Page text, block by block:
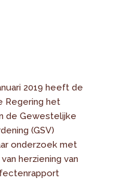
2019 heeft de
Regering het
de Gewestelijke
(GSV)
onderzoek met
herziening van